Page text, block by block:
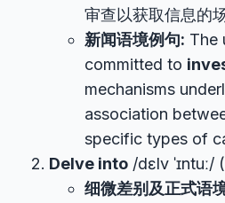
审查以获取信息的场
新闻语境例句: The
committed to
mechanisms
association
specific types of
Delve into /dɛlv
细微差别及正式语